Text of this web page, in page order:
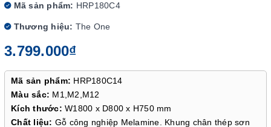
Mã sản phẩm: HRP180C4
Thương hiệu: The One
3.799.000₫
Mã sản phẩm: HRP180C14
Màu sắc: M1,M2,M12
Kích thước: W1800 x D800 x H750 mm
Chất liệu: Gỗ công nghiệp Melamine. Khung chân thép sơn